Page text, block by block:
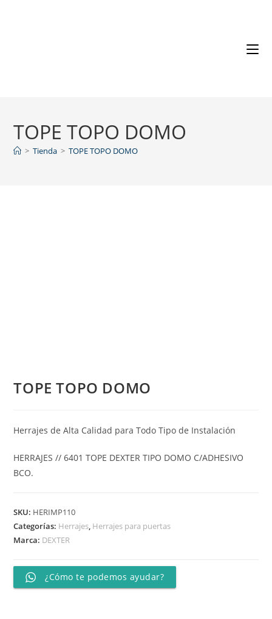
TOPE TOPO DOMO
> Tienda > TOPE TOPO DOMO
TOPE TOPO DOMO
Herrajes de Alta Calidad para Todo Tipo de Instalación
HERRAJES // 6401 TOPE DEXTER TIPO DOMO C/ADHESIVO
BCO.
SKU: HERIMP110
Categorías: Herrajes, Herrajes para puertas
Marca: DEXTER
¿Cómo te podemos ayudar?